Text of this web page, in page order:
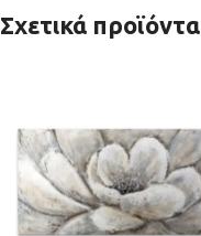
Σχετικά προϊόντα